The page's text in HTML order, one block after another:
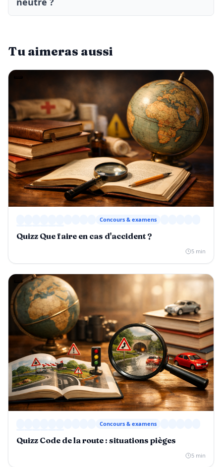
Tu aimeras aussi
Concours & examens
Quizz Que faire en cas d'accident ?
5 min
Concours & examens
Quizz Code de la route : situations pièges
5 min